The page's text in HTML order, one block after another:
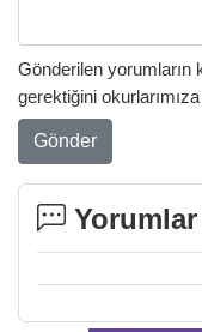
Gönderilen
gerektiğini okurlarımıza
Gönder